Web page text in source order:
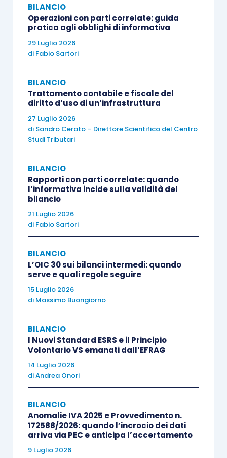
sostitutiva differita agli esercizi successivi è
iscritta nell’attivo circolantetra i crediti come
Per le impreseIas Adopterla situazione èpiù
intricata; se oggetto del riallineamento è
avviamento, non ci sono imposte differite da
alle indicazionifornite per la fattispecie analoga
di cui all’articolo 15, comma 10, D.L. 185/2008
1pubblicata dall’Oic nel febbraio 2009.
Sono proposte
Rilevarel’imposta sostitutiva
contestualmente leimposte anticipate
corrispondenti al beneficio fiscale del
riallineamento, se ci sono i presupposti di
Rilevare
l’imposta sostitutiva
fosseun’anticipazione delle future
imposte correnti
conto economico dei successivi esercizi
beneficio fiscale prodotto dal
riallineamento.
Se oggetto del riallineamento sono attività per le
BILANCIO
Operazioni con parti correlate: guida
pratica agli obblighi di informativa
29 Luglio 2026
di Fabio Sartori
BILANCIO
Trattamento contabile e fiscale del
diritto d’uso di un’infrastruttura
27 Luglio 2026
di Sandro Cerato – Direttore Scientifico del Centro
Studi Tributari
BILANCIO
Rapporti con parti correlate: quando
l’informativa incide sulla validità del
bilancio
21 Luglio 2026
di Fabio Sartori
BILANCIO
L’OIC 30 sui bilanci intermedi: quando
serve e quali regole seguire
15 Luglio 2026
di Massimo Buongiorno
BILANCIO
I Nuovi Standard ESRS e il Principio
Volontario VS emanati dall’EFRAG
14 Luglio 2026
diAndrea Onori
BILANCIO
Anomalie IVA 2025 e Provvedimento n.
172588/2026: quando l’incrocio dei dati
arriva via PEC e anticipa l’accertamento
9 Luglio 2026